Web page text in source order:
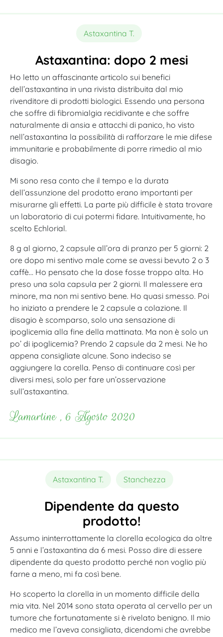
Astaxantina T.
Astaxantina: dopo 2 mesi
Ho letto un affascinante articolo sui benefici
dell’astaxantina in una rivista distribuita dal mio
rivenditore di prodotti biologici. Essendo una persona
che soffre di fibromialgia recidivante e che soffre
naturalmente di ansia e attacchi di panico, ho visto
nell’astaxantina la possibilità di rafforzare le mie difese
immunitarie e probabilmente di porre rimedio al mio
disagio.
Mi sono resa conto che il tempo e la durata
dell’assunzione del prodotto erano importanti per
misurarne gli effetti. La parte più difficile è stata trovare
un laboratorio di cui potermi fidare. Intuitivamente, ho
scelto Echlorial.
8 g al giorno, 2 capsule all’ora di pranzo per 5 giorni: 2
ore dopo mi sentivo male come se avessi bevuto 2 o 3
caffè… Ho pensato che la dose fosse troppo alta. Ho
preso una sola capsula per 2 giorni. Il malessere era
minore, ma non mi sentivo bene. Ho quasi smesso. Poi
ho iniziato a prendere le 2 capsule a colazione. Il
disagio è scomparso, solo una sensazione di
ipoglicemia alla fine della mattinata. Ma non è solo un
po’ di ipoglicemia? Prendo 2 capsule da 2 mesi. Ne ho
appena consigliate alcune. Sono indeciso se
aggiungere la corella. Penso di continuare così per
diversi mesi, solo per fare un’osservazione
sull’astaxantina.
Lamartine , 6 Agosto 2020
Astaxantina T. Stanchezza
Dipendente da questo
prodotto!
Assumo ininterrottamente la clorella ecologica da oltre
5 anni e l’astaxantina da 6 mesi. Posso dire di essere
dipendente da questo prodotto perché non voglio più
farne a meno, mi fa così bene.
Ho scoperto la clorella in un momento difficile della
mia vita. Nel 2014 sono stata operata al cervello per un
tumore che fortunatamente si è rivelato benigno. Il mio
medico me l’aveva consigliata, dicendomi che avrebbe